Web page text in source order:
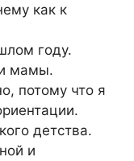
как к
году.
мамы.
потому что я
детства.
и